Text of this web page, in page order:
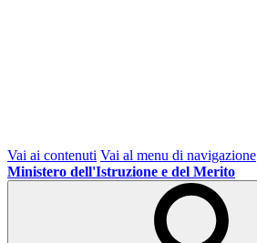
Vai ai contenuti Vai al menu di navigazione
Ministero dell'Istruzione e del Merito